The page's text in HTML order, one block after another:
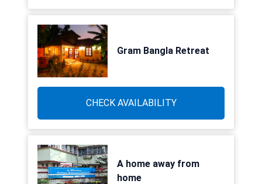
Gram Bangla Retreat
CHECK AVAILABILITY
A home away from
home